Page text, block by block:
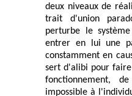
deux niveaux de
trait d'union
perturbe le
entrer en lui une
constamment en
sert d'alibi pour
fonctionnement,
impossible à